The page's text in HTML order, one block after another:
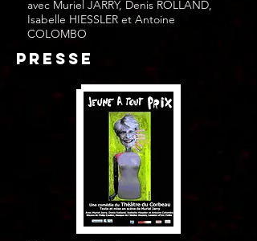
avec Muriel JARRY, Denis ROLLAND,
Isabelle HIESSLER et Antoine
COLOMBO
presse